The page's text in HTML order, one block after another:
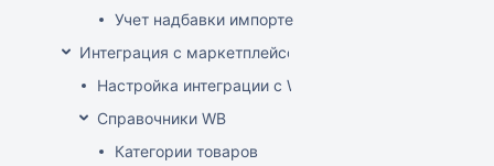
Учет надбавки импортера в расценке (по
Интеграция с маркетплейсом Wildberries
Настройка интеграции с WB API
Справочники WB
Категории товаров